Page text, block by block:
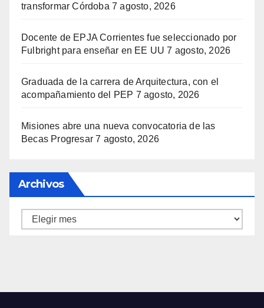
transformar Córdoba 7 agosto, 2026
Docente de EPJA Corrientes fue seleccionado por
Fulbright para enseñar en EE UU 7 agosto, 2026
Graduada de la carrera de Arquitectura, con el
acompañamiento del PEP 7 agosto, 2026
Misiones abre una nueva convocatoria de las
Becas Progresar 7 agosto, 2026
Archivos
Archivos